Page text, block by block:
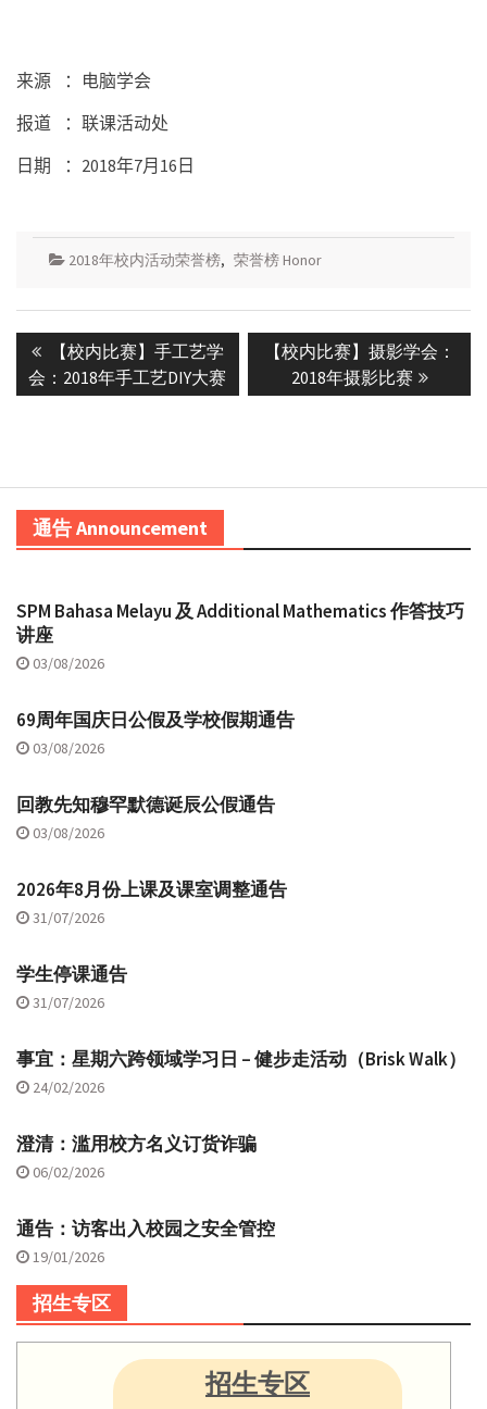
来源
：电脑学会
报道
：联课活动处
日期
： 2018年7月16日
2018年校内活动荣誉榜, 荣誉榜 Honor
navigation
Previous
post:
【校内比赛】手工艺学
会：2018年手工艺DIY大赛
Next
post:
【校内比赛】摄影学会：
2018年摄影比赛
通告 Announcement
SPM Bahasa Melayu 及 Additional Mathematics 作答技巧
讲座
03/08/2026
69周年国庆日公假及学校假期通告
03/08/2026
回教先知穆罕默德诞辰公假通告
03/08/2026
2026年8月份上课及课室调整通告
31/07/2026
学生停课通告
31/07/2026
事宜：星期六跨领域学习日 – 健步走活动（Brisk Walk）
24/02/2026
澄清：滥用校方名义订货诈骗
06/02/2026
通告：访客出入校园之安全管控
19/01/2026
招生专区
招生专区